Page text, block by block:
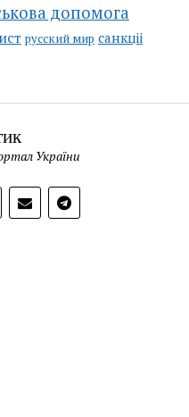
допомога
русский мир санкціі
України